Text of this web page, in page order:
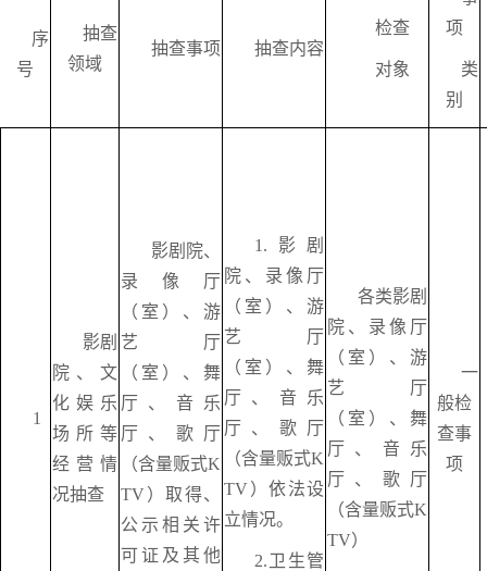
序
号
抽查
领域
抽查事项 抽查内容
检查
对象
项
类
别
1
影剧
院、文
化娱乐
场所等
经营情
况抽查
影剧院、
录像厅
（室）、游
艺厅
（室）、舞
厅、音乐
厅、歌厅
（含量贩式K
TV）取得、
公示相关许
可证及其他
1.影剧
院、录像厅
（室）、游
艺厅
（室）、舞
厅、音乐
厅、歌厅
（含量贩式K
TV）依法设
立情况。
2.卫生管
各类影剧
院、录像厅
（室）、游
艺厅
（室）、舞
厅、音乐
厅、歌厅
（含量贩式K
TV）
一
般检
查事
项